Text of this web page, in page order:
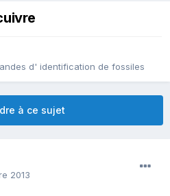
d' identification de fossiles
à ce sujet
2013